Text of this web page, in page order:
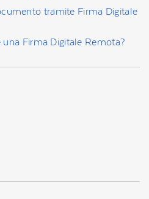
tramite Firma Digitale
Firma Digitale Remota?